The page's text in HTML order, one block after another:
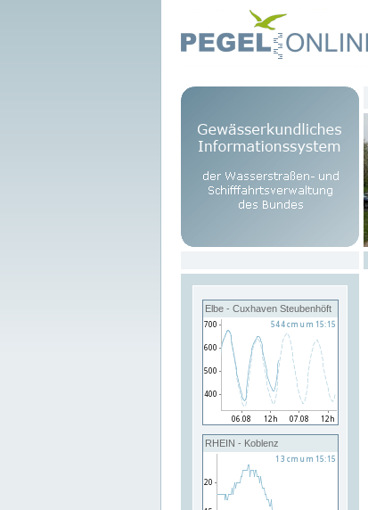
Elbe - Cuxhaven Steubenhöft
RHEIN - Koblenz